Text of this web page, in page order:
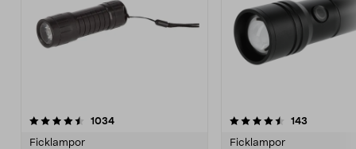
1034recensioner
Ficklampor
4.5 av 5 stjärnor 143
Ficklampor
4.5 av 5 stjärnor